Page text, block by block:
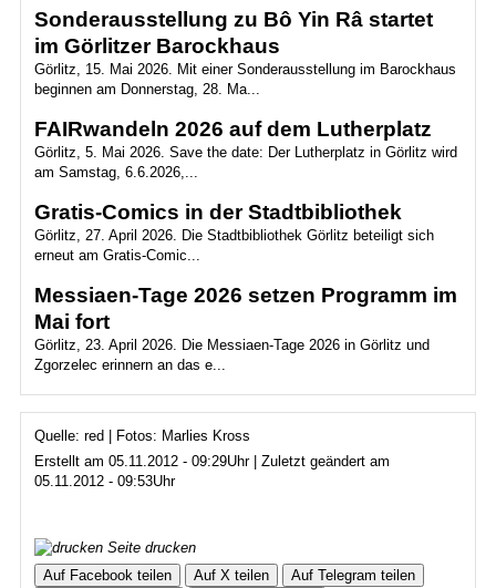
Sonderausstellung zu Bô Yin Râ startet
im Görlitzer Barockhaus
Görlitz, 15. Mai 2026. Mit einer Sonderausstellung im Barockhaus
beginnen am Donnerstag, 28. Ma...
FAIRwandeln 2026 auf dem Lutherplatz
Görlitz, 5. Mai 2026. Save the date: Der Lutherplatz in Görlitz wird
am Samstag, 6.6.2026,...
Gratis-Comics in der Stadtbibliothek
Görlitz, 27. April 2026. Die Stadtbibliothek Görlitz beteiligt sich
erneut am Gratis-Comic...
Messiaen-Tage 2026 setzen Programm im
Mai fort
Görlitz, 23. April 2026. Die Messiaen-Tage 2026 in Görlitz und
Zgorzelec erinnern an das e...
Quelle: red | Fotos: Marlies Kross
Erstellt am 05.11.2012 - 09:29Uhr | Zuletzt geändert am
05.11.2012 - 09:53Uhr
Seite drucken
Auf Facebook teilen
Auf X teilen
Auf Telegram teilen